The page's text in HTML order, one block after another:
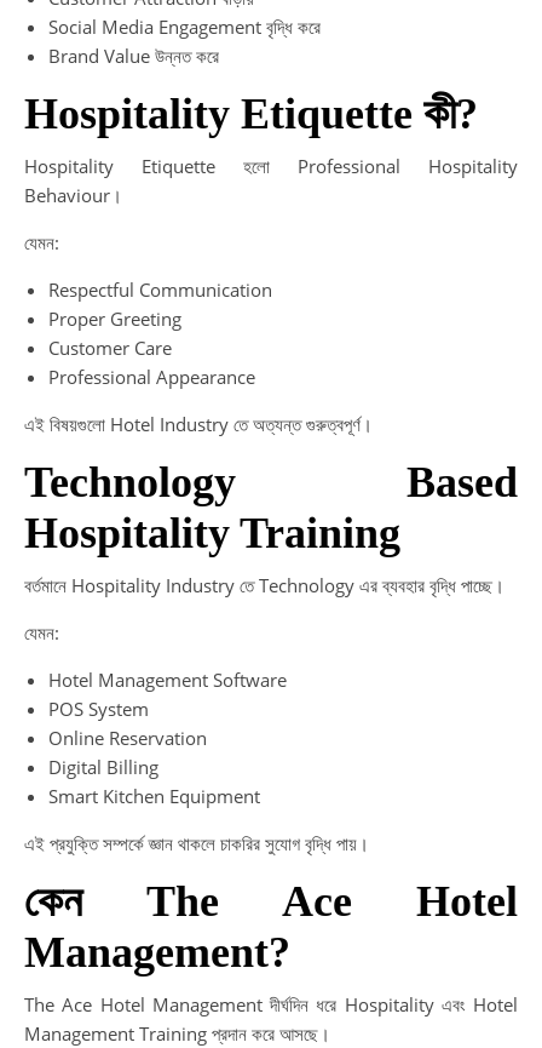
Social Media Engagement বৃদ্ধি করে
Brand Value উন্নত করে
Hospitality Etiquette কী?
Hospitality Etiquette হলো Professional Hospitality
Behaviour।
যেমন:
Respectful Communication
Proper Greeting
Customer Care
Professional Appearance
এই বিষয়গুলো Hotel Industry তে অত্যন্ত গুরুত্বপূর্ণ।
Technology Based
Hospitality Training
বর্তমানে Hospitality Industry তে Technology এর ব্যবহার বৃদ্ধি পাচ্ছে।
যেমন:
Hotel Management Software
POS System
Online Reservation
Digital Billing
Smart Kitchen Equipment
এই প্রযুক্তি সম্পর্কে জ্ঞান থাকলে চাকরির সুযোগ বৃদ্ধি পায়।
কেন The Ace Hotel
Management?
The Ace Hotel Management দীর্ঘদিন ধরে Hospitality এবং Hotel
Management Training প্রদান করে আসছে।